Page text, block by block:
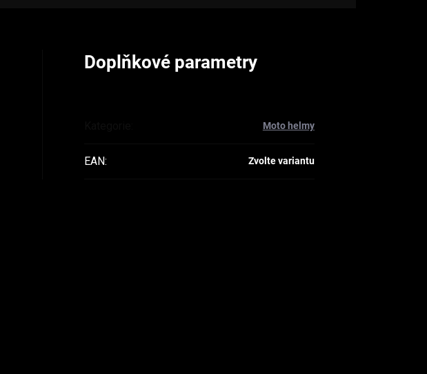
Doplňkové parametry
Moto helmy
EAN: Zvolte variantu